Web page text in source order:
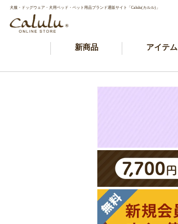
犬服・ドッグウェア・犬用ベッド・ペット用品ブランド通販サイト「Calulu(カルル)」
新商品 アイテム